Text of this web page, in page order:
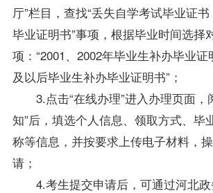
厅”栏目，查找“丢失自学考试毕业证
毕业证明书”事项，根据毕业时间选择
项：“2001、2002年毕业生补办毕业证
及以后毕业生补办毕业证明书”；
3.点击“在线办理”进入办理页面，
知”后，填选个人信息、领取方式、毕
称等信息，并按要求上传电子材料，
请；
4.考生提交申请后，可通过河北